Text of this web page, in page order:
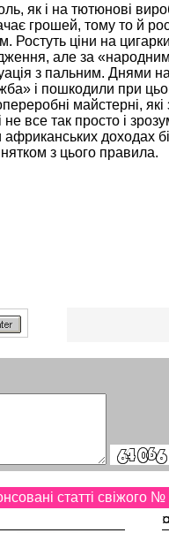
як і на тютюнові
грошей, тому то й
ціни на цигарки
але за
з пальним. Днями
і пошкодили при
майстерні,
все так просто і
доходах
з цього правила.
статті свіжого
¤